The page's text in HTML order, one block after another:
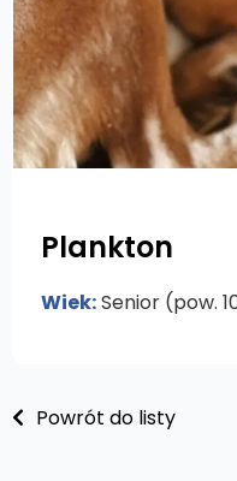
Plankton
Wiek:Senior (pow.
Powrót do listy